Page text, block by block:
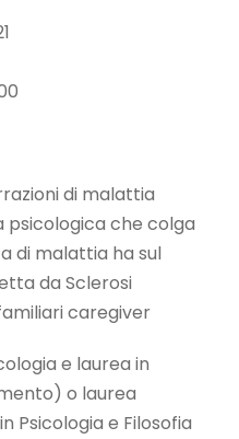
di malattia
che colga
di malattia ha sul
da Sclerosi
caregiver
e laurea in
o laurea
Psicologia e Filosofia